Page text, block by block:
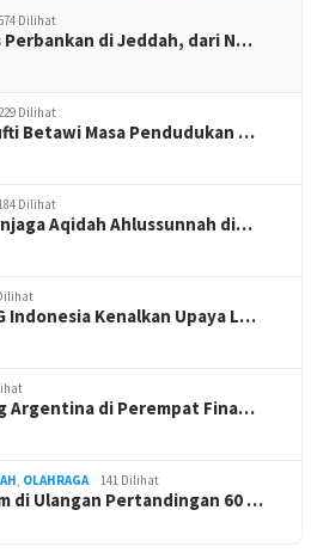
Dilihat
di Jeddah, dari N…
Dilihat
Betawi Masa Pendudukan …
Dilihat
Aqidah Ahlussunnah di…
Indonesia Kenalkan Upaya L…
Argentina di Perempat Fina…
, OLAHRAGA 141 Dilihat
di Ulangan Pertandingan 60 …